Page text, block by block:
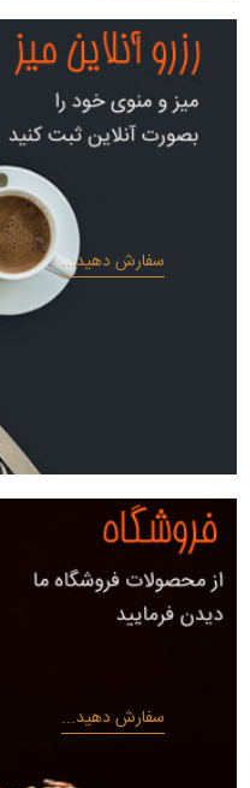
سفارش دهید...
سفارش دهید...